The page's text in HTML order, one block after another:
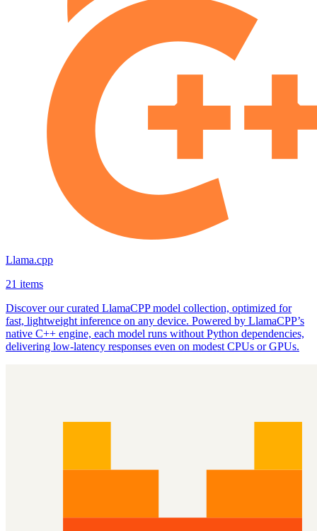
Llama.cpp
21 items
Discover our curated LlamaCPP model collection, optimized for
fast, lightweight inference on any device. Powered by LlamaCPP’s
native C++ engine, each model runs without Python dependencies,
delivering low‑latency responses even on modest CPUs or GPUs.